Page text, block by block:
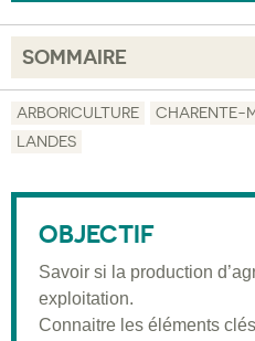
SOMMAIRE
Description
Public visé
Pré-requis
Validation
Moyens pédagogiques
ARBORICULTURE CHARENTE-
LANDES
OBJECTIF
Savoir si la production
exploitation.
Connaitre les éléments